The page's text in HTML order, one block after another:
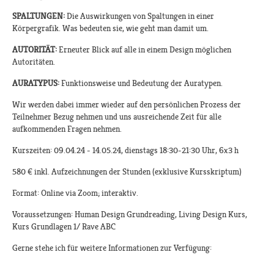
SPALTUNGEN:Die Auswirkungen von Spaltungen in einer
Körpergrafik. Was bedeuten sie, wie geht man damit um.
AUTORITÄT:Erneuter Blick auf alle in einem Design möglichen
Autoritäten.
AURATYPUS:Funktionsweise und Bedeutung der Auratypen.
Wir werden dabei immer wieder auf den persönlichen Prozess der
Teilnehmer Bezug nehmen und uns ausreichende Zeit für alle
aufkommenden Fragen nehmen.
Kurszeiten: 09.04.24 - 14.05.24, dienstags 18:30-21:30 Uhr, 6x3 h
580 € inkl. Aufzeichnungen der Stunden (exklusive Kursskriptum)
Format: Online via Zoom; interaktiv.
Voraussetzungen: Human Design Grundreading, Living Design Kurs,
Kurs Grundlagen 1/ Rave ABC
Gerne stehe ich für weitere Informationen zur Verfügung: